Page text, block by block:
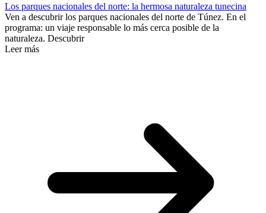
Los parques nacionales del norte: la hermosa naturaleza tunecina
Ven a descubrir los parques nacionales del norte de Túnez. En el
programa: un viaje responsable lo más cerca posible de la
naturaleza. Descubrir
Leer más